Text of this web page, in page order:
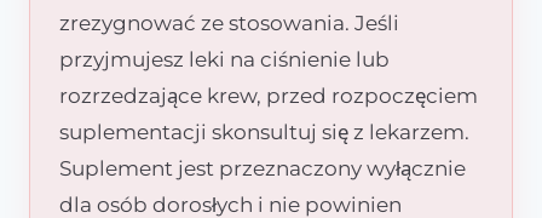
zrezygnować ze stosowania. Jeśli
przyjmujesz leki na ciśnienie lub
rozrzedzające krew, przed rozpoczęciem
suplementacji skonsultuj się z lekarzem.
Suplement jest przeznaczony wyłącznie
dla osób dorosłych i nie powinien